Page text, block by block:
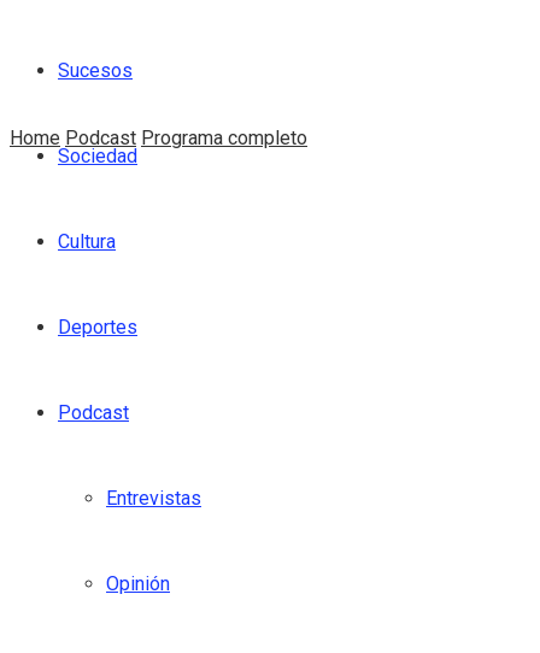
Sucesos
Sociedad
Cultura
Deportes
Podcast
Entrevistas
Opinión
Home Podcast Programa completo